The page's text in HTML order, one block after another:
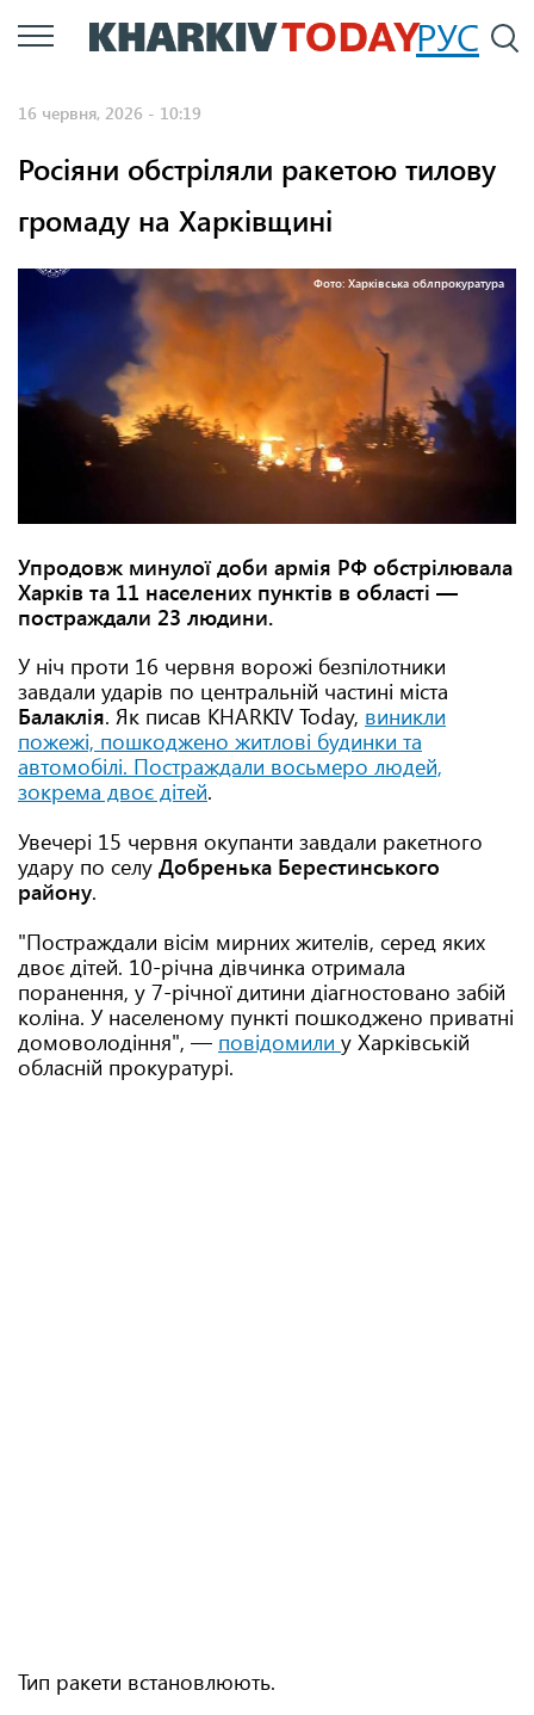
Перейти
до
РУС
16 червня, 2026 - 10:19
Росіяни обстріляли ракетою тилову
громаду на Харківщині
Фото: Харківська облпрокуратура
Упродовж минулої доби армія РФ обстрілювала
Харків та 11 населених пунктів в області —
постраждали 23 людини.
У ніч проти 16 червня ворожі безпілотники
завдали ударів по центральній частині міста
Балаклія. Як писав KHARKIV Today, виникли
пожежі, пошкоджено житлові будинки та
автомобілі. Постраждали восьмеро людей,
зокрема двоє дітей.
Увечері 15 червня окупанти завдали ракетного
удару по селу Добренька Берестинського
району.
"Постраждали вісім мирних жителів, серед яких
двоє дітей. 10-річна дівчинка отримала
поранення, у 7-річної дитини діагностовано забій
коліна. У населеному пункті пошкоджено приватні
домоволодіння", — повідомили у Харківській
обласній прокуратурі.
Тип ракети встановлюють.